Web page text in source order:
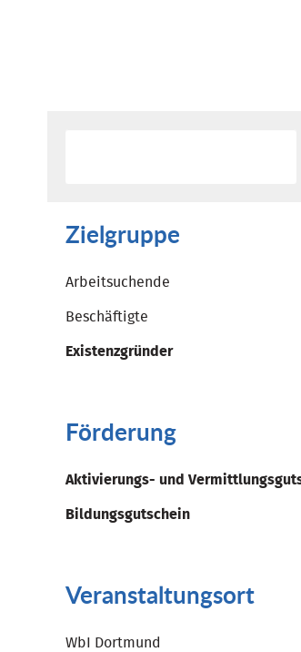
Zielgruppe
Arbeitsuchende
Beschäftigte
Existenzgründer
Förderung
Aktivierungs- und
Bildungsgutschein
Veranstaltungsort
WbI Dortmund